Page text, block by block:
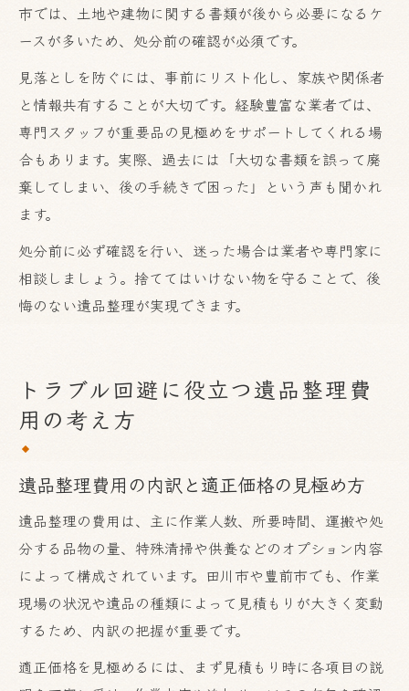
市では、土地や建物に関する書類が後から必要になるケ
ースが多いため、処分前の確認が必須です。
見落としを防ぐには、事前にリスト化し、家族や関係者
と情報共有することが大切です。経験豊富な業者では、
専門スタッフが重要品の見極めをサポートしてくれる場
合もあります。実際、過去には「大切な書類を誤って廃
棄してしまい、後の手続きで困った」という声も聞かれ
ます。
処分前に必ず確認を行い、迷った場合は業者や専門家に
相談しましょう。捨ててはいけない物を守ることで、後
悔のない遺品整理が実現できます。
トラブル回避に役立つ遺品整理費
用の考え方
遺品整理費用の内訳と適正価格の見極め方
遺品整理の費用は、主に作業人数、所要時間、運搬や処
分する品物の量、特殊清掃や供養などのオプション内容
によって構成されています。田川市や豊前市でも、作業
現場の状況や遺品の種類によって見積もりが大きく変動
するため、内訳の把握が重要です。
適正価格を見極めるには、まず見積もり時に各項目の説